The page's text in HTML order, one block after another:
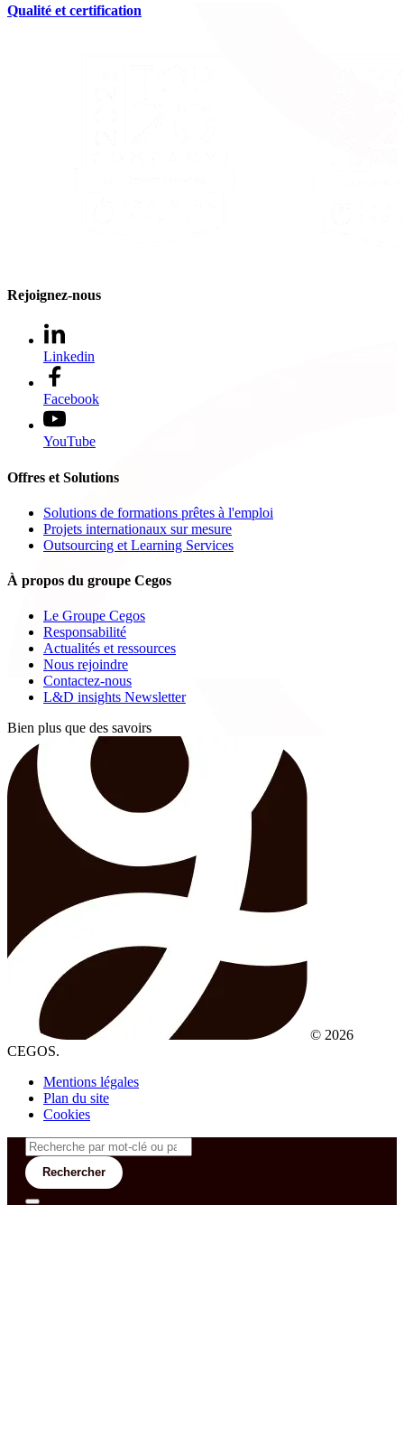
Qualité et certification
Rejoignez-nous
Linkedin
Facebook
YouTube
Offres et Solutions
Solutions de formations prêtes à l'emploi
Projets internationaux sur mesure
Outsourcing et Learning Services
À propos du groupe Cegos
Le Groupe Cegos
Responsabilité
Actualités et ressources
Nous rejoindre
Contactez-nous
L&D insights Newsletter
Bien plus que des savoirs
© 2026
CEGOS.
Mentions légales
Plan du site
Cookies
Rechercher